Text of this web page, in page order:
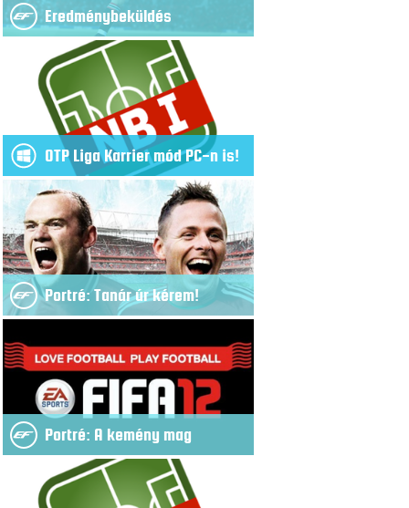
Eredménybeküldés
OTP Liga Karrier mód PC-n is!
Portré: Tanár úr kérem!
Portré: A kemény mag